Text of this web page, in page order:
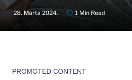
28. Marta 2024. 1 Min Read